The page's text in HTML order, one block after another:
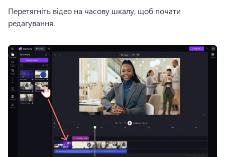
Перетягніть відео на часову шкалу, щоб почати
редагування.